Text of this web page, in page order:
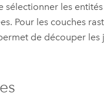
sélectionner les
Pour les couches
de découper les